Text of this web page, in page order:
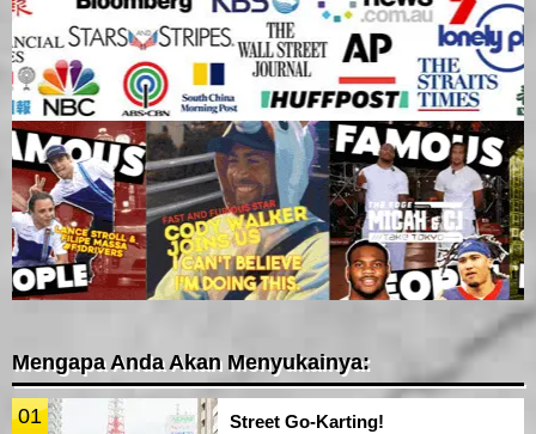
Mengapa Anda Akan Menyukainya:
01 Street Go-Karting!